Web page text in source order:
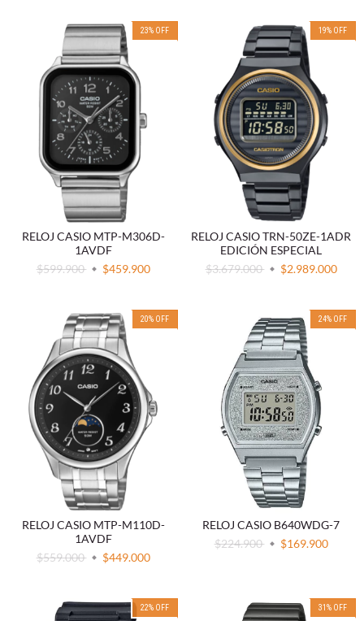
23% OFF
RELOJ CASIO MTP-M306D-
1AVDF
$599.900
$459.900
19% OFF
RELOJ CASIO TRN-50ZE-1ADR
EDICIÓN ESPECIAL
$3.679.000
$2.989.000
20% OFF
RELOJ CASIO MTP-M110D-
1AVDF
$559.000
$449.000
24% OFF
RELOJ CASIO B640WDG-7
$224.900
$169.900
22% OFF 31 % OFF